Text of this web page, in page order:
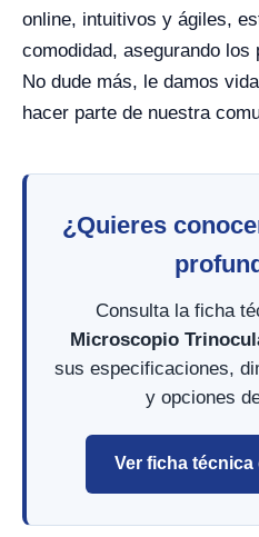
online, intuitivos y ágiles,
comodidad, asegurando
No dude más, le damos
hacer parte de nuestra
¿Quieres
Consulta la ficha
Microscopio
sus especificaciones,
y opciones
Ver ficha